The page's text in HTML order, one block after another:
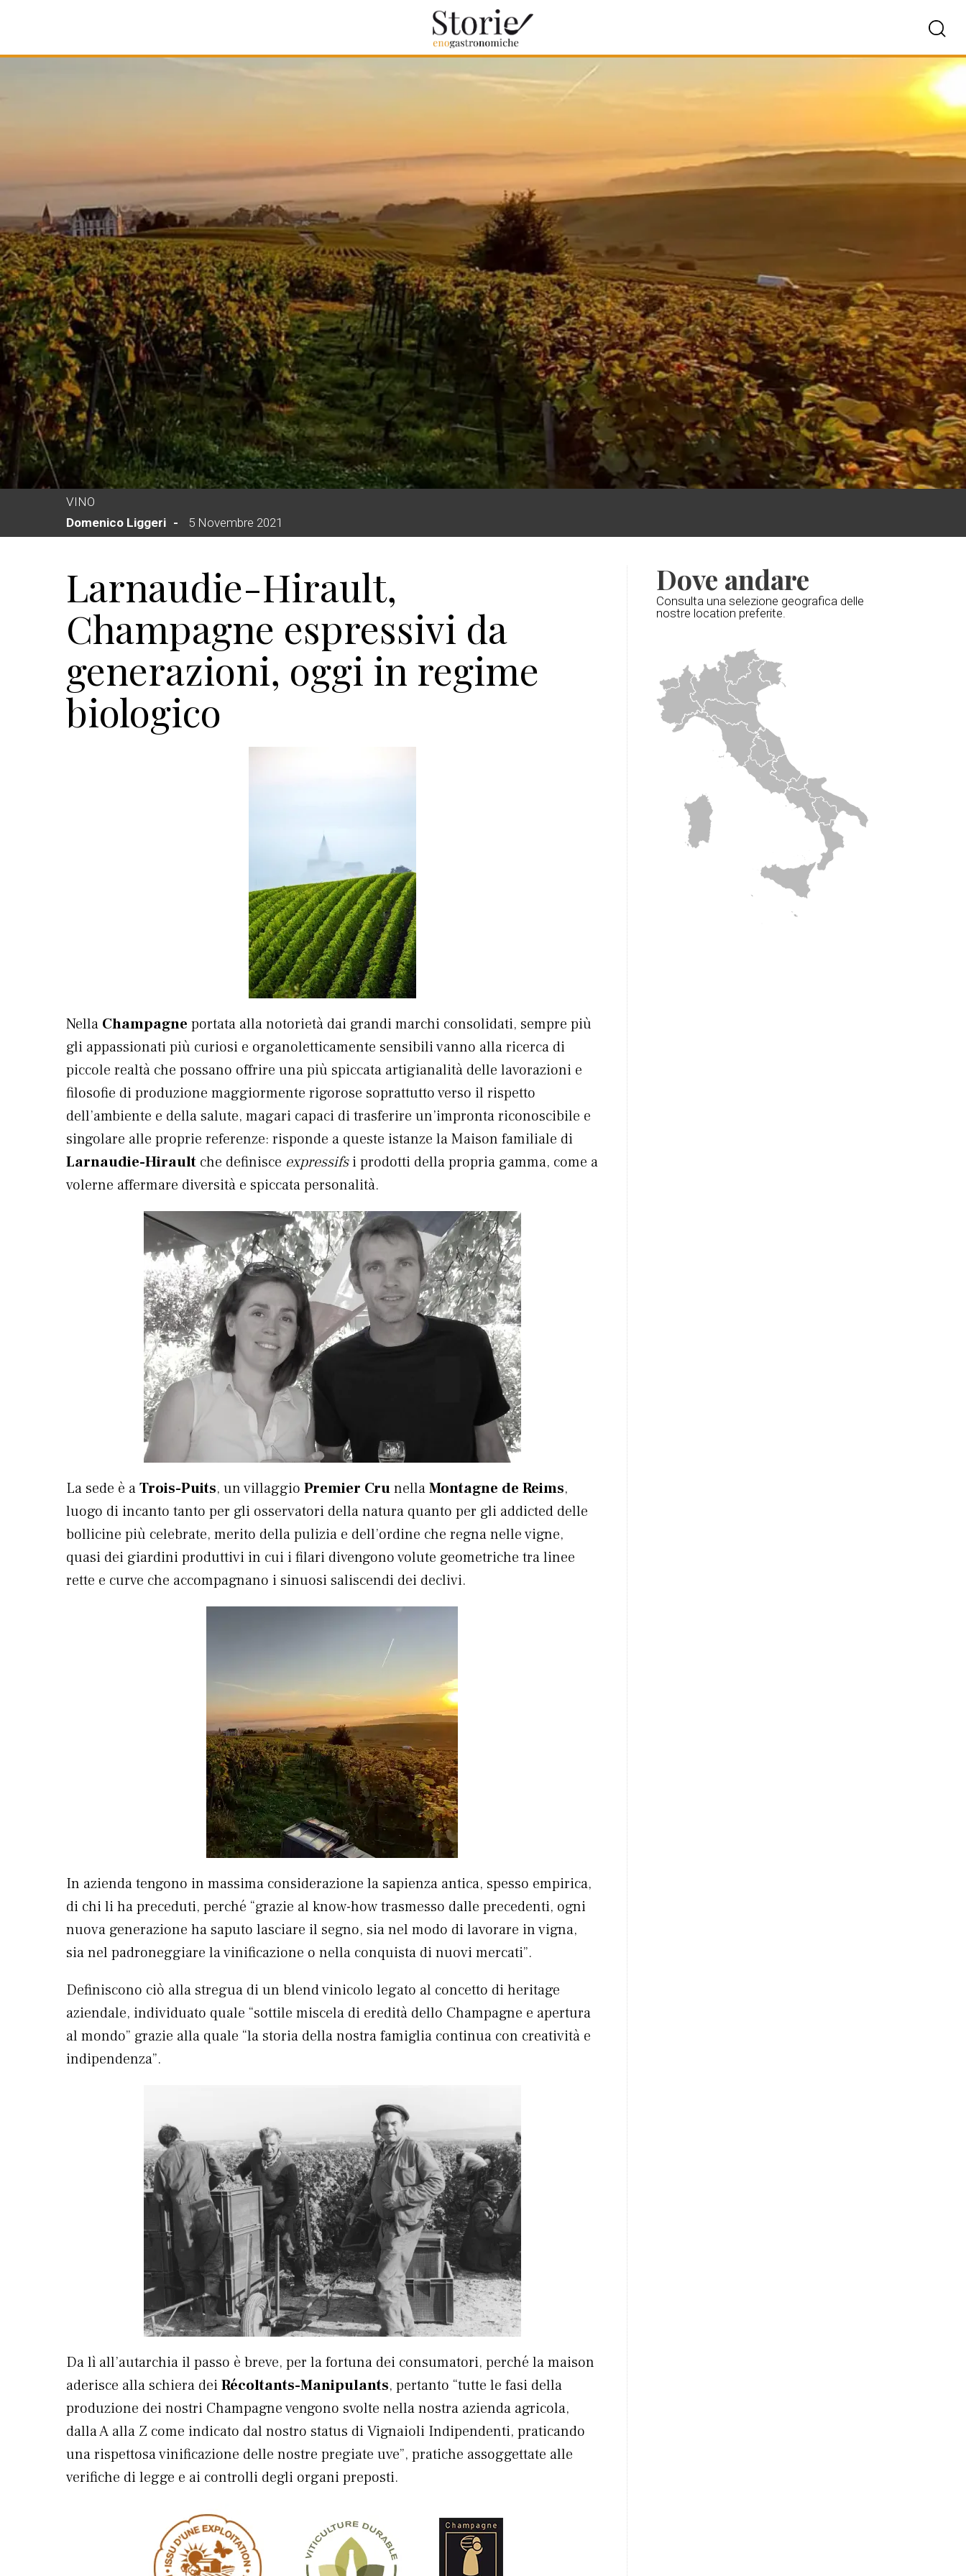
VINO
Domenico Liggeri
5 Novembre 2021
Larnaudie-Hirault,
Champagne espressivi da
generazioni, oggi in regime
biologico
Nella Champagne portata alla notorietà dai grandi marchi consolidati, sempre più
gli appassionati più curiosi e organoletticamente sensibili vanno alla ricerca di
piccole realtà che possano offrire una più spiccata artigianalità delle lavorazioni e
filosofie di produzione maggiormente rigorose soprattutto verso il rispetto
dell’ambiente e della salute, magari capaci di trasferire un’impronta riconoscibile e
singolare alle proprie referenze: risponde a queste istanze la Maison familiale di
Larnaudie-Hirault che definisce expressifsi prodotti della propria gamma, come a
volerne affermare diversità e spiccata personalità.
La sede è aTrois-Puits, un villaggio Premier CrunellaMontagne de Reims,
luogo di incanto tanto per gli osservatori della natura quanto per gli addicted delle
bollicine più celebrate, merito della pulizia e dell’ordine che regna nelle vigne,
quasi dei giardini produttivi in cui i filari divengono volute geometriche tra linee
rette e curve che accompagnano i sinuosi saliscendi dei declivi.
In azienda tengono in massima considerazione la sapienza antica, spesso empirica,
di chi li ha preceduti, perché “grazie al know-how trasmesso dalle precedenti, ogni
nuova generazione ha saputo lasciare il segno, sia nel modo di lavorare in vigna,
sia nel padroneggiare la vinificazione o nella conquista di nuovi mercati”.
Definiscono ciò alla stregua di un blend vinicolo legato al concetto di heritage
aziendale, individuato quale “sottile miscela di eredità dello Champagne e apertura
al mondo” grazie alla quale “la storia della nostra famiglia continua con creatività e
indipendenza”.
Da lì all’autarchia il passo è breve, per la fortuna dei consumatori, perché la maison
aderisce alla schiera deiRécoltants-Manipulants, pertanto “tutte le fasi della
produzione dei nostri Champagne vengono svolte nella nostra azienda agricola,
dalla A alla Z come indicato dal nostro status di Vignaioli Indipendenti, praticando
una rispettosa vinificazione delle nostre pregiate uve”, pratiche assoggettate alle
verifiche di legge e ai controlli degli organi preposti.
Dove andare
Consulta una selezione geografica delle
nostre location preferite.